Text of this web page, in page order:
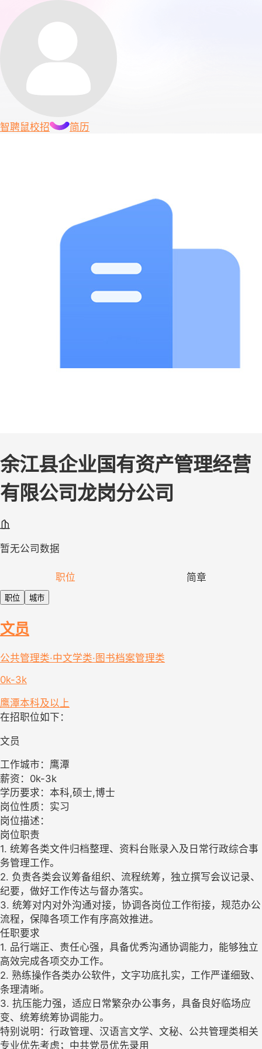
智聘鼠校招 简历
余江县企业国有资产管理经营
有限公司龙岗分公司
暂无公司数据
职位 简章
职位 城市
文员
公共管理类·中文学类·图书档案管理类
0k-3k
鹰潭本科及以上
在招职位如下：
文员
工作城市：鹰潭
薪资：0k-3k
学历要求：本科,硕士,博士
岗位性质：实习
岗位描述：
岗位职责
1. 统筹各类文件归档整理、资料台账录入及日常行政综合事
务管理工作。
​2. 负责各类会议筹备组织、流程统筹，独立撰写会议记录、
纪要，做好工作传达与督办落实。
​3. 统筹对内对外沟通对接，协调各岗位工作衔接，规范办公
流程，保障各项工作有序高效推进。
任职要求
1. 品行端正、责任心强，具备优秀沟通协调能力，能够独立
高效完成各项交办工作。
​2. 熟练操作各类办公软件，文字功底扎实，工作严谨细致、
条理清晰。
​3. 抗压能力强，适应日常繁杂办公事务，具备良好临场应
变、统筹统筹协调能力。
​特别说明：行政管理、汉语言文学、文秘、公共管理类相关
专业优先考虑；中共党员优先录用